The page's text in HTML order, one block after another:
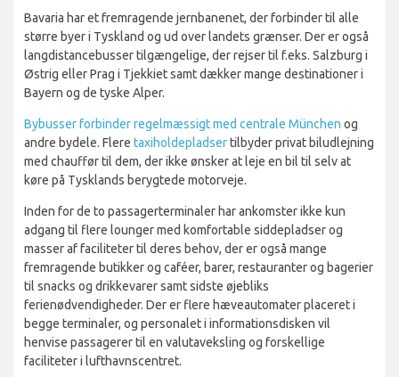
Bavaria har et fremragende jernbanenet, der forbinder til alle
større byer i Tyskland og ud over landets grænser. Der er også
langdistancebusser tilgængelige, der rejser til f.eks. Salzburg i
Østrig eller Prag i Tjekkiet samt dækker mange destinationer i
Bayern og de tyske Alper.
Bybusser forbinder regelmæssigt med centrale München og
andre bydele. Flere taxiholdepladsertilbyder privat biludlejning
med chauffør til dem, der ikke ønsker at leje en bil til selv at
køre på Tysklands berygtede motorveje.
Inden for de to passagerterminaler har ankomster ikke kun
adgang til flere lounger med komfortable siddepladser og
masser af faciliteter til deres behov, der er også mange
fremragende butikker og caféer, barer, restauranter og bagerier
til snacks og drikkevarer samt sidste øjebliks
ferienødvendigheder. Der er flere hæveautomater placeret i
begge terminaler, og personalet i informationsdisken vil
henvise passagerer til en valutaveksling og forskellige
faciliteter i lufthavnscentret.